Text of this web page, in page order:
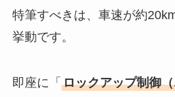
特筆すべきは、車速が約
挙動です。
即座に「 ロックアップ制御